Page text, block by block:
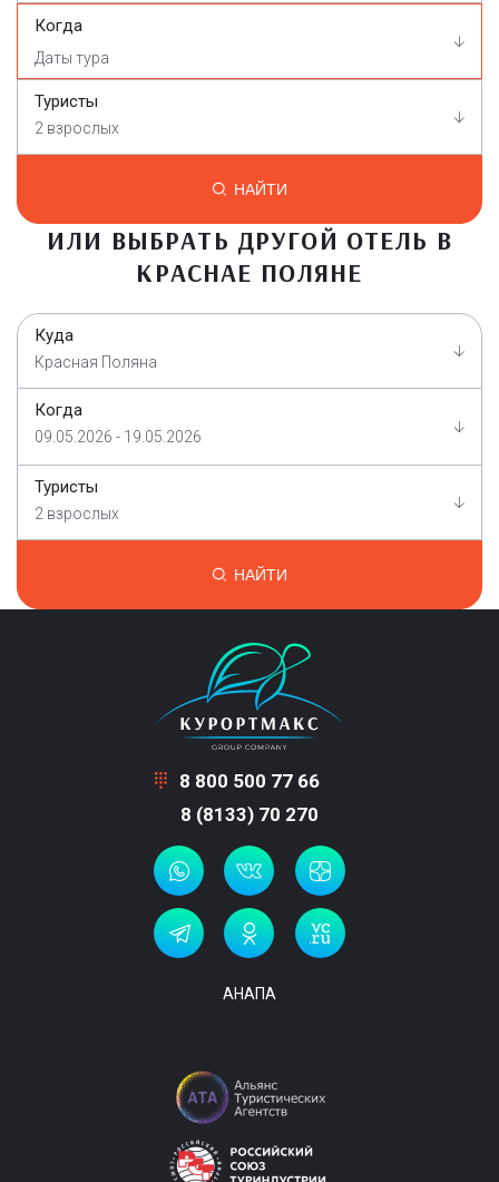
Когда
Туристы
2 взрослых
НАЙТИ
ИЛИ ВЫБРАТЬ ДРУГОЙ ОТЕЛЬ В
КРАСНАЕ ПОЛЯНЕ
Куда
Красная Поляна
Когда
09.05.2026 - 19.05.2026
Туристы
2 взрослых
НАЙТИ
8 800 500 77 66
8 (8133) 70 270
АНАПА